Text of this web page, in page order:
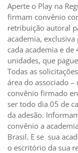
Aperte o Play na
firmam convênio
retribuição autoral
academia, exclusiva
cada academia e
unidades, que
Todas as
área do associado –
convênio firmado
ser todo dia 05 de
da adesão.
convênio a
Brasil. E se sua
o escritório da sua